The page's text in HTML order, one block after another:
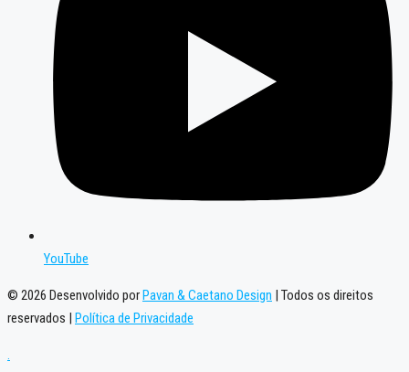
YouTube
© 2026 Desenvolvido por Pavan & Caetano Design | Todos os direitos
reservados |
Política de Privacidade
.